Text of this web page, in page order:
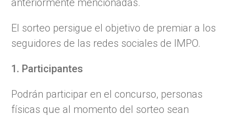
anteriormente mencionadas.
El sorteo persigue el objetivo de premiar a los
seguidores de las redes sociales de IMPO.
1. Participantes
Podrán participar en el concurso, personas
físicas que al momento del sorteo sean